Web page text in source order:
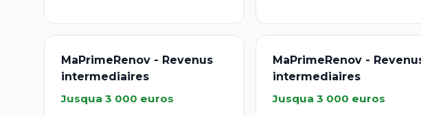
MaPrimeRenov - Revenus
intermediaires
Jusqua 3 000 euros
MaPrimeRenov -
intermediaires
Jusqua 3 000 euros